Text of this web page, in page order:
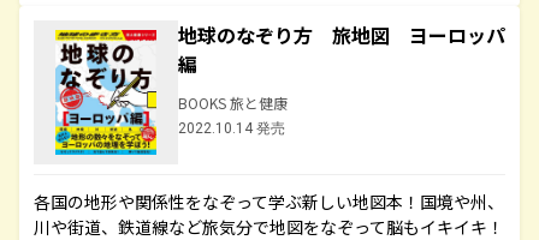
地球のなぞり方 旅地図 ヨーロッパ
編
BOOKS 旅と健康
2022.10.14 発売
各国の地形や関係性をなぞって学ぶ新しい地図本！国境や州、
川や街道、鉄道線など旅気分で地図をなぞって脳もイキイキ！